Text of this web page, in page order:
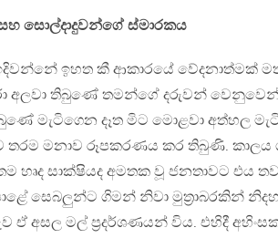
සොල්දාදුවන්ගේ ස්මාරකය
ඉහත කී ආකාරයේ වේදනාත්මක්
අලවා තිබුණේ තමන්ගේ දරුවන්
මැටිගෙන දෑත මිට මොළවා අත්හල
තරම මනාව රූපකරණය කර තිබුණි.
හෘද සාක්ෂියද අමතක වූ ජනතාවට එය
සෙබලුන්ට ගිමන් නිවා මුත‍්‍රාබරකින්
අසල මල් ප‍්‍රදර්ශණයන් විය. එහිදී